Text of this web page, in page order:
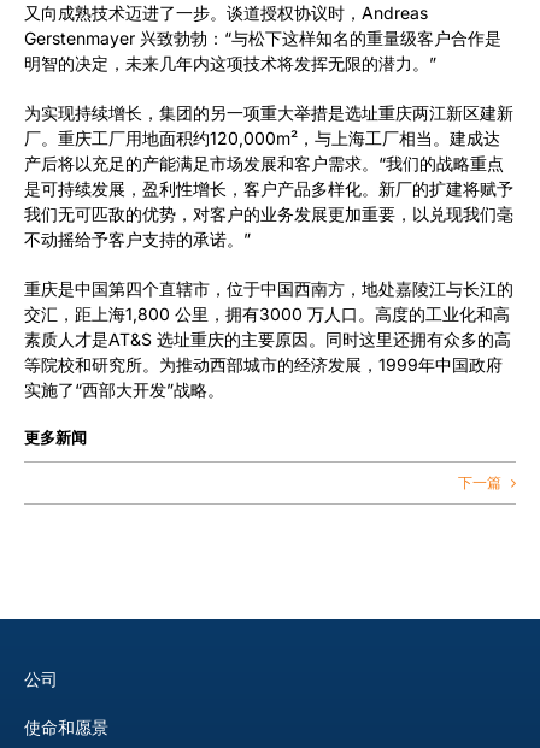
博客
CN
又向成熟技术迈进了一步。谈道授权协议时，Andreas
Gerstenmayer 兴致勃勃：“与松下这样知名的重量级客户合作是
明智的决定，未来几年内这项技术将发挥无限的潜力。”
为实现持续增长，集团的另一项重大举措是选址重庆两江新区建新
厂。重庆工厂用地面积约120,000m²，与上海工厂相当。建成达
产后将以充足的产能满足市场发展和客户需求。“我们的战略重点
是可持续发展，盈利性增长，客户产品多样化。新厂的扩建将赋予
我们无可匹敌的优势，对客户的业务发展更加重要，以兑现我们毫
不动摇给予客户支持的承诺。”
重庆是中国第四个直辖市，位于中国西南方，地处嘉陵江与长江的
交汇，距上海1,800 公里，拥有3000 万人口。高度的工业化和高
素质人才是AT&S 选址重庆的主要原因。同时这里还拥有众多的高
等院校和研究所。为推动西部城市的经济发展，1999年中国政府
实施了“西部大开发”战略。
更多新闻
下一篇
公司
使命和愿景